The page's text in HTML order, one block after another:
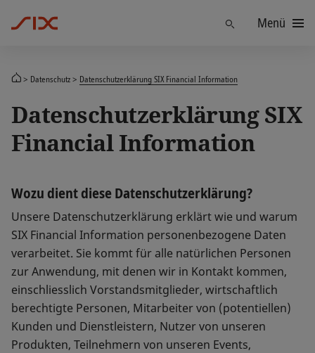
FindenMenü
Datenschutz Datenschutzerklärung SIX Financial Information
Datenschutzerklärung SIX
Financial Information
Wozu dient diese Datenschutzerklärung?
Unsere Datenschutzerklärung erklärt wie und warum
SIX Financial Information personenbezogene Daten
verarbeitet. Sie kommt für alle natürlichen Personen
zur Anwendung, mit denen wir in Kontakt kommen,
einschliesslich Vorstandsmitglieder, wirtschaftlich
berechtigte Personen, Mitarbeiter von (potentiellen)
Kunden und Dienstleistern, Nutzer von unseren
Produkten, Teilnehmern von unseren Events,